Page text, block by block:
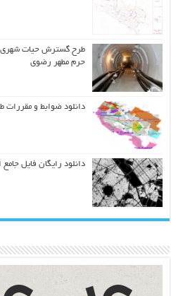
طرح گسترش حیات شهري
حرم مطهر رضوي
دانلود ضوابط و مقررات
دانلود رایگان فایل